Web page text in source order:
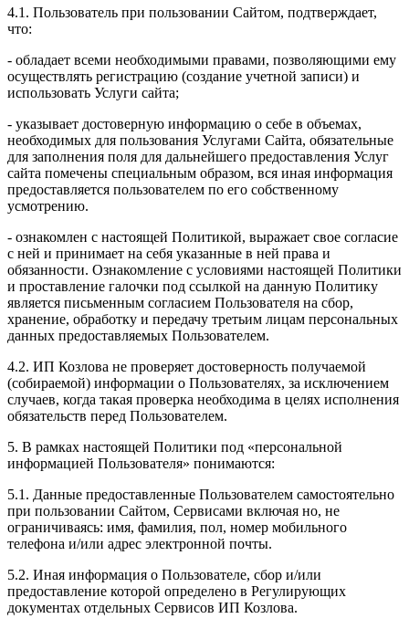
4.1. Пользователь при пользовании Сайтом, подтверждает,
что:
- обладает всеми необходимыми правами, позволяющими ему
осуществлять регистрацию (создание учетной записи) и
использовать Услуги сайта;
- указывает достоверную информацию о себе в объемах,
необходимых для пользования Услугами Сайта, обязательные
для заполнения поля для дальнейшего предоставления Услуг
сайта помечены специальным образом, вся иная информация
предоставляется пользователем по его собственному
усмотрению.
- ознакомлен с настоящей Политикой, выражает свое согласие
с ней и принимает на себя указанные в ней права и
обязанности. Ознакомление с условиями настоящей Политики
и проставление галочки под ссылкой на данную Политику
является письменным согласием Пользователя на сбор,
хранение, обработку и передачу третьим лицам персональных
данных предоставляемых Пользователем.
4.2. ИП Козлова не проверяет достоверность получаемой
(собираемой) информации о Пользователях, за исключением
случаев, когда такая проверка необходима в целях исполнения
обязательств перед Пользователем.
5. В рамках настоящей Политики под «персональной
информацией Пользователя» понимаются:
5.1. Данные предоставленные Пользователем самостоятельно
при пользовании Сайтом, Сервисами включая но, не
ограничиваясь: имя, фамилия, пол, номер мобильного
телефона и/или адрес электронной почты.
5.2. Иная информация о Пользователе, сбор и/или
предоставление которой определено в Регулирующих
документах отдельных Сервисов ИП Козлова.